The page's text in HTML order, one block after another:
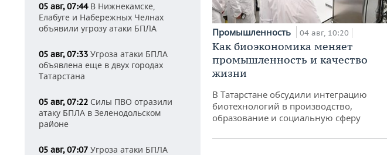
05 авг, 07:44В Нижнекамске,
Елабуге и Набережных Челнах
объявили угрозу атаки БПЛА
05 авг, 07:33 Угроза атаки БПЛА
объявлена еще в двух городах
Татарстана
05 авг, 07:22 Силы ПВО отразили
атаку БПЛА в Зеленодольском
районе
05 авг, 07:07 Угроза атаки БПЛА
Промышленность 04 авг, 10:20
Как биоэкономика меняет
промышленность и качество
жизни
В Татарстане обсудили интеграцию
биотехнологий в производство,
образование и социальную сферу